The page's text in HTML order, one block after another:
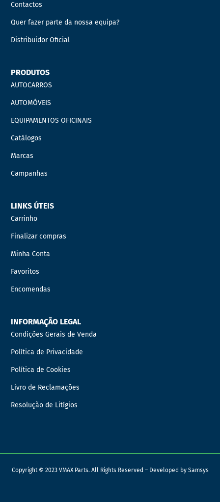
Contactos
Quer fazer parte da nossa equipa?
Distribuidor Oficial
PRODUTOS
AUTOCARROS
AUTOMÓVEIS
EQUIPAMENTOS OFICINAIS
Catálogos
Marcas
Campanhas
LINKS ÚTEIS
Carrinho
Finalizar compras
Minha Conta
Favoritos
Encomendas
INFORMAÇÃO LEGAL
Condições Gerais de Venda
Política de Privacidade
Política de Cookies
Livro de Reclamações
Resolução de Litígios
Copyright © 2023 VMAX Parts. All Rights Reserved – Developed by Samsys